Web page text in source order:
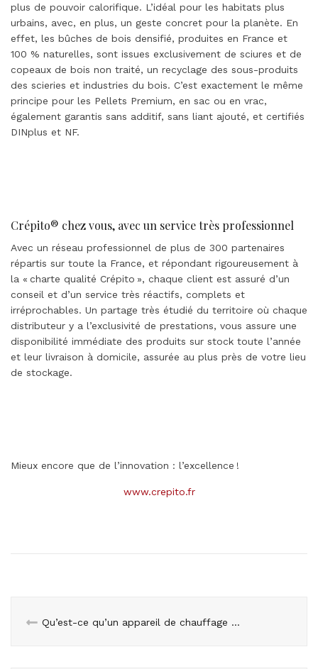
plus de pouvoir calorifique. L’idéal pour les habitats plus
urbains, avec, en plus, un geste concret pour la planète. En
effet, les bûches de bois densifié, produites en France et
100 % naturelles, sont issues exclusivement de sciures et de
copeaux de bois non traité, un recyclage des sous-produits
des scieries et industries du bois. C’est exactement le même
principe pour les Pellets Premium, en sac ou en vrac,
également garantis sans additif, sans liant ajouté, et certifiés
DINplus et NF.
Crépito® chez vous, avec un service très professionnel
Avec un réseau professionnel de plus de 300 partenaires
répartis sur toute la France, et répondant rigoureusement à
la « charte qualité Crépito », chaque client est assuré d’un
conseil et d’un service très réactifs, complets et
irréprochables. Un partage très étudié du territoire où chaque
distributeur y a l’exclusivité de prestations, vous assure une
disponibilité immédiate des produits sur stock toute l’année
et leur livraison à domicile, assurée au plus près de votre lieu
de stockage.
Mieux encore que de l’innovation : l’excellence !
www.crepito.fr
Qu’est-ce qu’un appareil de chauffage étanche ?